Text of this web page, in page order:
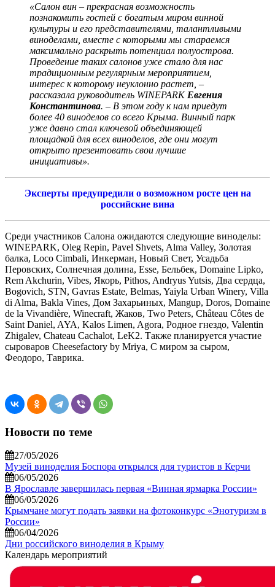
«Салон вин – прекрасная возможность
познакомить гостей с богатым миром винной
культуры и его представителями, талантливыми
виноделами, вместе с которыми мы стараемся
максимально раскрыть потенциал полуострова.
Проведение таких салонов уже стало для нас
традиционным регулярным мероприятием,
интерес к которому неуклонно растет, –
рассказала руководитель WINEPARK Евгения
Константинова. – В этом году к нам приедут
более 40 виноделов со всего Крыма. Винный парк
уже давно стал ключевой объединяющей
площадкой для всех виноделов, где они могут
открыто презентовать свои лучшие
инициативы».
Эксперты предупредили о возможном росте цен на
российские вина
Среди участников Салона ожидаются следующие виноделы:
WINEPARK, Oleg Repin, Pavel Shvets, Alma Valley, Золотая
балка, Loco Cimbali, Инкерман, Новый Свет, Усадьба
Перовских, Солнечная долина, Esse, Бельбек, Domaine Lipko,
Rem Akchurin, Vibes, Якорь, Pithos, Andryus Yutsis, Два сердца,
Bogovich, STN, Gavras Estate, Belmas, Yaiyla Urban Winery, Villa
di Alma, Bakla Vines, Дом Захарьиных, Mangup, Doros, Domaine
de la Vivandière, Winecraft, Жаков, Two Peters, Château Côtes de
Saint Daniel, AYA, Kalos Limen, Agora, Родное гнездо, Valentin
Zhigalev, Chateau Cachalot, LeK2. Также планируется участие
сыроваров Cheesefactory by Mriya, С миром за сыром,
Феодоро, Таврика.
Новости по теме
27/05/2026
Музей виноделия Боспора открылся для туристов в Керчи
06/05/2026
В Ярославле завершилась первая «Винная ярмарка России»
06/05/2026
Крымчане могут подать заявки на фотоконкурс «Энотуризм в
России»
06/04/2026
Дни российского виноделия в Крыму
Календарь мероприятий